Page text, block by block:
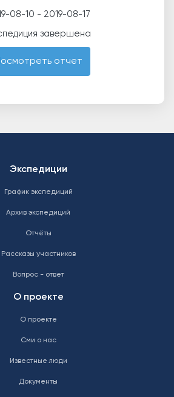
08-10 - 2019-08-17
завершена
отчет
Экспедиции
График экспедиций
Архив экспедиций
Отчёты
Рассказы участников
Вопрос - ответ
О проекте
О проекте
Сми о нас
Известные люди
Документы